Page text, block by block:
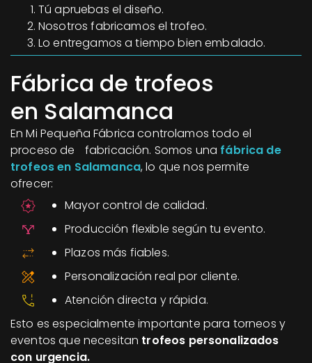
Tú apruebas el diseño.
Nosotros fabricamos el trofeo.
Lo entregamos a tiempo bien embalado.
Fábrica de trofeos
en Salamanca
En Mi Pequeña Fábrica controlamos todo el
proceso de fabricación. Somos una fábrica de
trofeos en Salamanca, lo que nos permite
ofrecer:
Mayor control de calidad.
Producción flexible según tu evento.
Plazos más fiables.
Personalización real por cliente.
Atención directa y rápida.
Esto es especialmente importante para torneos y
eventos que necesitan trofeos personalizados
con urgencia.